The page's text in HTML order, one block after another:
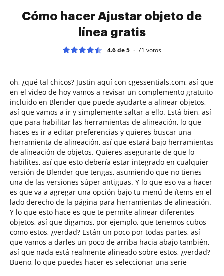
Cómo hacer Ajustar objeto de
línea gratis
4.6 de 5 71 votos
oh, ¿qué tal chicos? Justin aquí con cgessentials.com, así que
en el video de hoy vamos a revisar un complemento gratuito
incluido en Blender que puede ayudarte a alinear objetos,
así que vamos a ir y simplemente saltar a ello. Está bien, así
que para habilitar las herramientas de alineación, lo que
haces es ir a editar preferencias y quieres buscar una
herramienta de alineación, así que estará bajo herramientas
de alineación de objetos. Quieres asegurarte de que lo
habilites, así que esto debería estar integrado en cualquier
versión de Blender que tengas, asumiendo que no tienes
una de las versiones súper antiguas. Y lo que eso va a hacer
es que va a agregar una opción bajo tu menú de ítems en el
lado derecho de la página para herramientas de alineación.
Y lo que esto hace es que te permite alinear diferentes
objetos, así que digamos, por ejemplo, que tenemos cubos
como estos, ¿verdad? Están un poco por todas partes, así
que vamos a darles un poco de arriba hacia abajo también,
así que nada está realmente alineado sobre estos, ¿verdad?
Bueno, lo que puedes hacer es seleccionar una serie